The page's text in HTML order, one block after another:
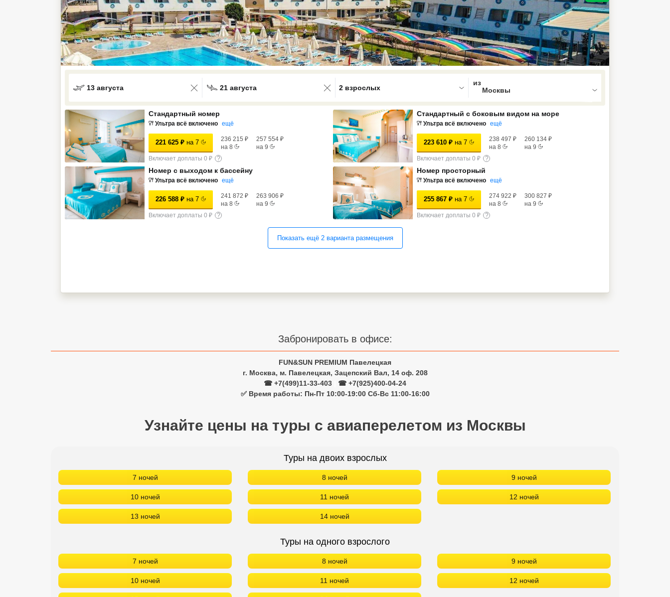
13 августа 21 августа
0 results available. Select is focused , press Down to open the menu,
2 взрослых
Стандартный номер
Ультра всё включено ещё
221 625 ₽ на 7 236 215 ₽
на 8
257 554 ₽
на 9
Включает доплаты 0 ₽
?
Стандартный с боковым видом на море
Ультра всё включено ещё
223 610 ₽ на 7 238 497 ₽
на 8
260 134 ₽
на 9
Включает доплаты 0 ₽
?
Номер с выходом к бассейну
Ультра всё включено ещё
226 588 ₽ на 7 241 872 ₽
на 8
263 906 ₽
на 9
Включает доплаты 0 ₽
?
Номер просторный
Ультра всё включено ещё
255 867 ₽ на 7 274 922 ₽
на 8
300 827 ₽
на 9
Включает доплаты 0 ₽
?
Показать ещё 2 вариантаразмещения
Забронировать в офисе:
FUN&SUN PREMIUM Павелецкая
г. Москва, м. Павелецкая, Зацепский Вал, 14 оф. 208
☎ +7(499)11-33-403
☎ +7(925)400-04-24
✅ Время работы: Пн-Пт 10:00-19:00 Сб-Вс 11:00-16:00
Узнайте цены на туры с авиаперелетом из Москвы
Туры на двоих взрослых
7 ночей 8 ночей 9 ночей
10 ночей 11 ночей 12 ночей
13 ночей 14 ночей
Туры на одного взрослого
7 ночей 8 ночей 9 ночей
10 ночей 11 ночей 12 ночей
Большой Сочи
VIP отели 5 звезд
ТОП 10 лучших отелей 5*
ТОП 10 недорогих отелей
Лучшие отели 4* звезды
Сетевые отели Бали
Сетевые отели Сейшел
Сетевые отели Маврикия